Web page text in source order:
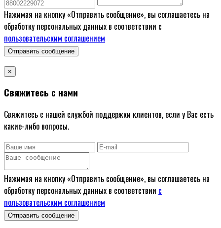
Нажимая на кнопку «Отправить сообщение», вы соглашаетесь на
обработку персональных данных в соответствии с
пользовательским соглашением
Отправить сообщение
×
Свяжитесь с нами
Свяжитесь с нашей службой поддержки клиентов, если у Вас есть
какие-либо вопросы.
Нажимая на кнопку «Отправить сообщение», вы соглашаетесь на
обработку персональных данных в соответствии с
пользовательским соглашением
Отправить сообщение